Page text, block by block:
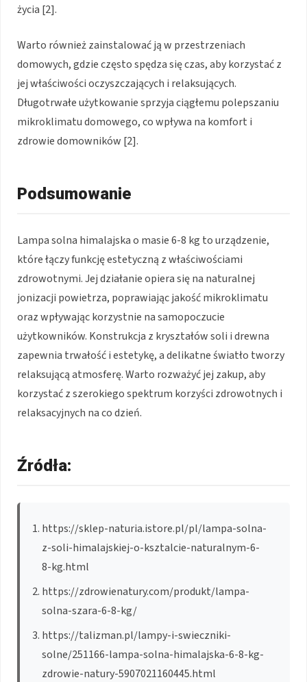
życia [2].
Warto również zainstalować ją w przestrzeniach
domowych, gdzie często spędza się czas, aby korzystać z
jej właściwości oczyszczających i relaksujących.
Długotrwałe użytkowanie sprzyja ciągłemu polepszaniu
mikroklimatu domowego, co wpływa na komfort i
zdrowie domowników [2].
Podsumowanie
Lampa solna himalajska o masie 6-8 kg to urządzenie,
które łączy funkcję estetyczną z właściwościami
zdrowotnymi. Jej działanie opiera się na naturalnej
jonizacji powietrza, poprawiając jakość mikroklimatu
oraz wpływając korzystnie na samopoczucie
użytkowników. Konstrukcja z kryształów soli i drewna
zapewnia trwałość i estetykę, a delikatne światło tworzy
relaksującą atmosferę. Warto rozważyć jej zakup, aby
korzystać z szerokiego spektrum korzyści zdrowotnych i
relaksacyjnych na co dzień.
Źródła:
https://sklep-naturia.istore.pl/pl/lampa-solna-
z-soli-himalajskiej-o-ksztalcie-naturalnym-6-
8-kg.html
https://zdrowienatury.com/produkt/lampa-
solna-szara-6-8-kg/
https://talizman.pl/lampy-i-swieczniki-
solne/251166-lampa-solna-himalajska-6-8-kg-
zdrowie-natury-5907021160445.html